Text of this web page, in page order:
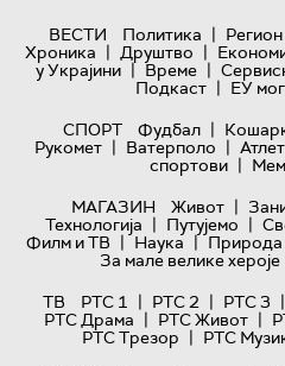
ВЕСТИ Политика | Регион
Хроника | Друштво |
у Украјини | Време |
Подкаст | ЕУ
СПОРТ
Фудбал |
Рукомет | Ватерполо |
спортови |
МАГАЗИН
Живот |
Технологијa | Путујемо |
Филм и ТВ | Наука | Природа
За мале велике хероје
ТВ
РТС 1 | РТС 2 | РТС 3 |
РТС Драма | РТС Живот |
РТС Трезор | РТС